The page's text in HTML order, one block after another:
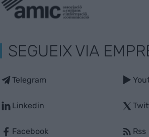
SEGUEIX VIA
Telegram
Linkedin
Facebook Rss